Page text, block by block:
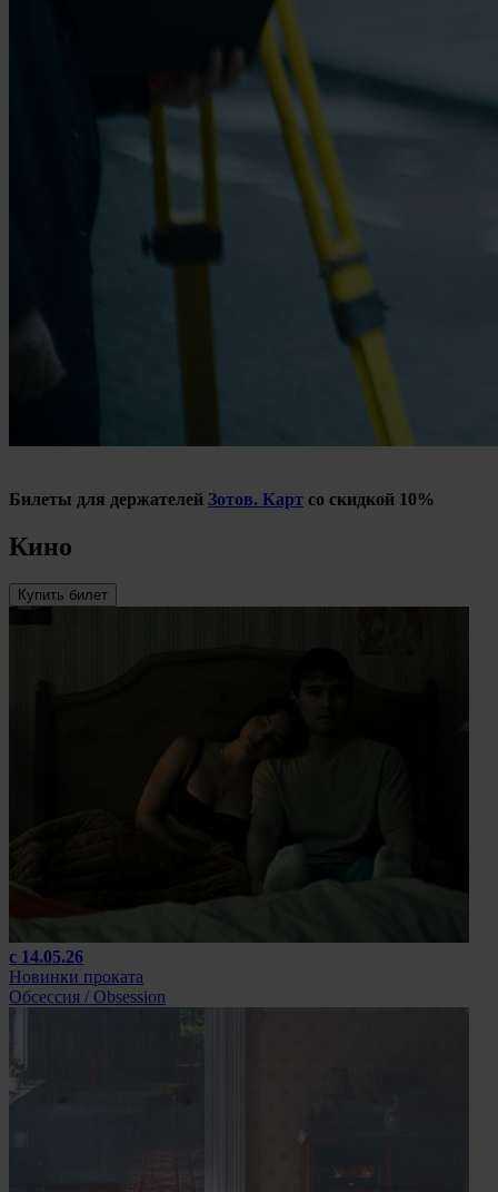
Билеты для держателей Зотов. Карт со скидкой 10%
Кино
Купить билет
с 14.05.26
Новинки проката
Обсессия / Obsession